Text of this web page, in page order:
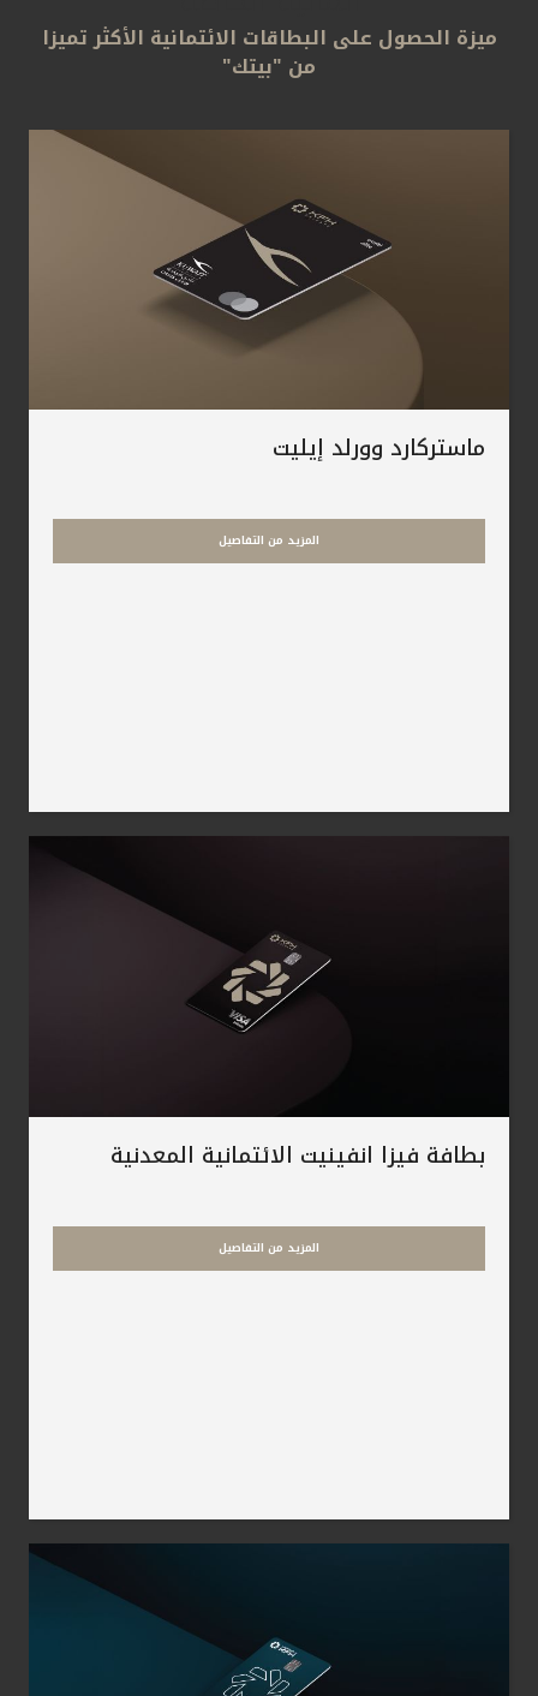
التقارير
اتصل بنا
ماليزيا
مصر
المملكة المتحدة
ميزة الحصول على البطاقات الائتمانية الأكثر تميزا
من "بيتك"
ماستركارد وورلد إيليت
المزيد من التفاصيل
بطافة فيزا انفينيت الائتمانية المعدنية
المزيد من التفاصيل